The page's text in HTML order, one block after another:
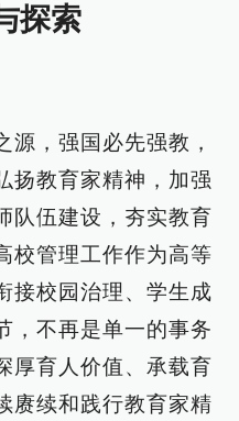
探索
源，强国必先强教，
扬教育家精神，加强
队伍建设，夯实教育
校管理工作作为高等
接校园治理、学生成
，不再是单一的事务
厚育人价值、承载育
赓续和践行教育家精